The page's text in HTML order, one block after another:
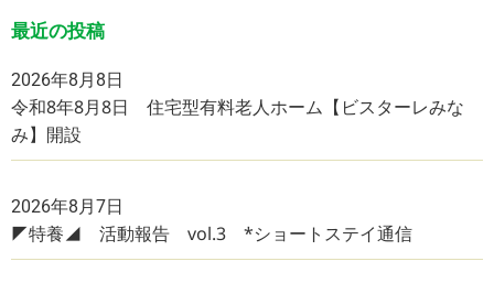
最近の投稿
2026年8月8日
令和8年8月8日 住宅型有料老人ホーム【ビスターレみな
み】開設
2026年8月7日
◤特養◢ 活動報告 vol.3 *ショートステイ通信